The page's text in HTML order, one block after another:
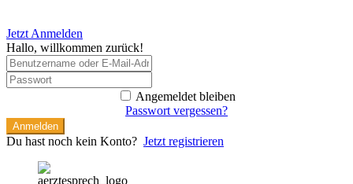
Jetzt Anmelden
Hallo, willkommen zurück!
Angemeldet bleiben
Passwort vergessen?
Anmelden
Du hast noch kein Konto? Jetzt registrieren